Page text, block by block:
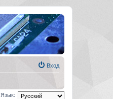
Вход
Язык: